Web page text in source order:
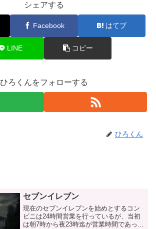
シェアする
Facebook はてブ
LINE コピー
ひろくんをフォローする
ひろくん
セブンイレブン
現在のセブンイレブンを始めとするコン
ビニは24時間営業を行っているが、当初
は朝7時から夜23時迄が営業時間であっ